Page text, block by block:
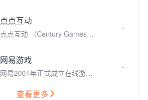
为“超级数字场景”理念的倡导者
和实践者，腾讯游戏高度关注和
重视未成年人的健康发展，并致
产学研结合、全球化布局，以及
公益实践等方式，推动游戏成为
助推前沿科技发展、优秀文化弘
效的重要驱动力，为产业和社会
点点互动
点点互动 （Century Games）
娱乐公司，在全球四大洲八个国
家拥有千余名才华横溢的员工。
点点互动创立于2010年，从Fac
苹果App Store和谷歌 Google P
-
网易游戏
网易2001年正式成立在线游戏
成长。经过20多年的快速发
-
查看更多